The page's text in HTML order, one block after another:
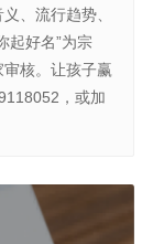
、流行趋势、
起好名”为宗
核。让孩子赢
，或加